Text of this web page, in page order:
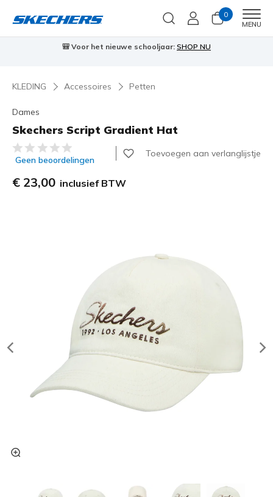
0
MENU
🎒 Voor het nieuwe schooljaar: SHOP NU
KLEDING Accessoires Petten
Dames
Skechers Script Gradient Hat
5 van de 5 klantbeoordelingen
Geen beoordelingen
Toevoegen aan verlanglijstje
€ 23,00 inclusief BTW